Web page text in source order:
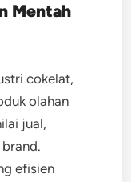
Mentah
cokelat,
olahan
jual,
efisien